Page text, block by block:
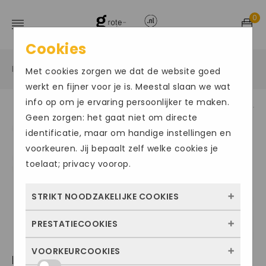
0
Home / Grote maten herenschoenen / Instapper
ECCO265
Cookies
Met cookies zorgen we dat de website goed
werkt en fijner voor je is. Meestal slaan we wat
info op om je ervaring persoonlijker te maken.
Geen zorgen: het gaat niet om directe
identificatie, maar om handige instellingen en
voorkeuren. Jij bepaalt zelf welke cookies je
toelaat; privacy voorop.
STRIKT NOODZAKELIJKE COOKIES
Deze cookies zorgen ervoor dat de website
kunnen niet worden uitgezet. Meestal
PRESTATIECOOKIES
Met deze cookies zien we hoe vaak onze
VOORKEURCOOKIES